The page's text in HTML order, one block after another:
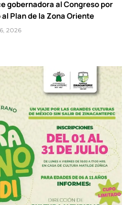
gobernadora al Congreso por
Plan de la Zona Oriente
2026